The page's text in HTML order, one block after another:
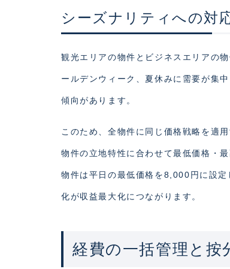
シーズナリティへの対
観光エリアの物件とビジネスエリアの
ールデンウィーク、夏休みに需要が集
傾向があります。
このため、全物件に同じ価格戦略を適
物件の立地特性に合わせて最低価格・
物件は平日の最低価格を8,000円に設
化が収益最大化につながります。
経費の一括管理と按